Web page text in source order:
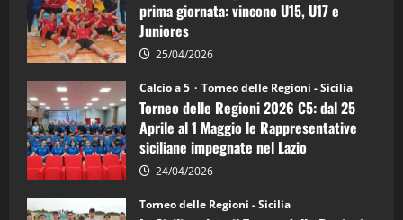
prima giornata: vincono U15, U17 e
Juniores
25/04/2026
Calcio a 5 Torneo delle Regioni - Sicilia
Torneo delle Regioni 2026 C5: dal 25
Aprile al 1 Maggio le Rappresentative
siciliane impegnate nel Lazio
24/04/2026
Torneo delle Regioni - Sicilia